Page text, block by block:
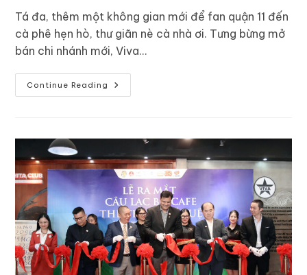
Tá đa, thêm một không gian mới để fan quận 11 đến
cà phê hẹn hò, thư giãn nè cà nhà ơi. Tưng bừng mở
bán chi nhánh mới, Viva…
Continue Reading